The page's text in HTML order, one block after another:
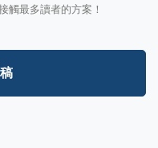
觸最多讀者的方案！